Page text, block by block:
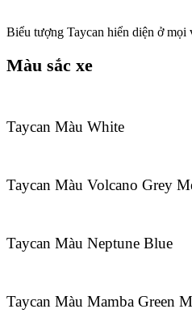
Biểu tượng Taycan hiển diện ở mọi
Màu sắc xe
Taycan Màu White
Taycan Màu Volcano Grey
Taycan Màu Neptune Blue
Taycan Màu Mamba Green